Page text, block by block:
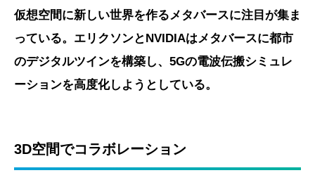
仮想空間に新しい世界を作るメタバースに注目が集ま
っている。エリクソンとNVIDIAはメタバースに都市
のデジタルツインを構築し、5Gの電波伝搬シミュレ
ーションを高度化しようとしている。
3D空間でコラボレーション